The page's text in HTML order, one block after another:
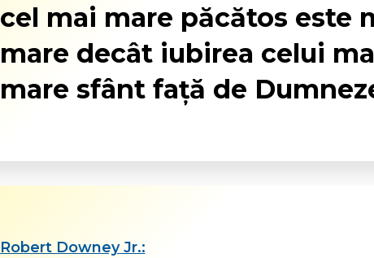
cel mai mare păcătos este
mare decât iubirea celui
mare sfânt față de
Robert Downey Jr.: